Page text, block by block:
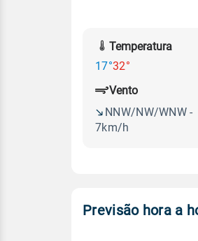
Temperatura
17°32°
Vento
NNW/NW/WNW -
7km/h
Previsão hora a